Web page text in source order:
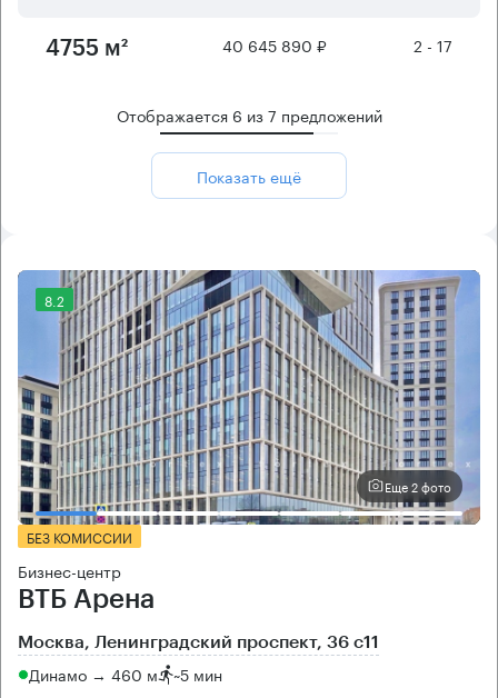
4755 м² 40 645 890 ₽ 2 - 17
Отображается 6 из7 предложений
Показать ещё
8.2
Еще 2 фото
БЕЗ КОМИССИИ
Бизнес-центр
ВТБ Арена
Москва, Ленинградский проспект, 36 с11
Динамо → 460 м ~5 мин